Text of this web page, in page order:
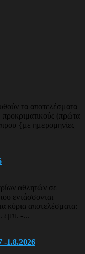
τα αποτελέσματα
προκριματικούς (πρώτα
{με ημερομηνίες
αθλητών σε
εντάσσονται
κύρια αποτελέσματα:
-...
-1.8.2026